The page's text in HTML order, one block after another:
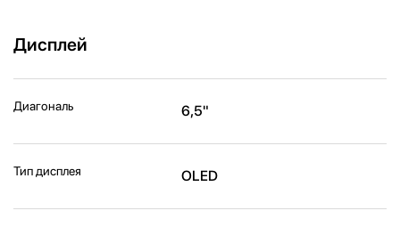
Дисплей
Диагональ 6,5"
Тип дисплея OLED